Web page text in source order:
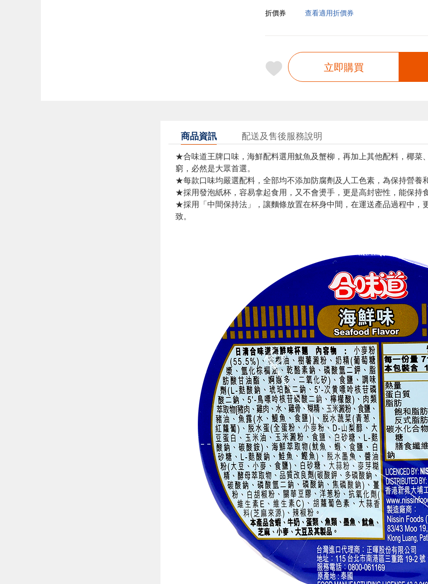
折價券
查看適用折價券
立即購買
商品資訊 配送及售後服務說明
★合味道王牌口味，海鮮配料選用魷魚及蟹柳，再加上其他配料，椰菜
窮，必然是大眾首選。
★每款口味均嚴選配料，全部均不添加防腐劑及人工色素，為保持營養
★採用發泡紙杯，容易拿起食用，又不會燙手，更是高封密性，能保持
★採用「中間保持法」，讓麵條放置在杯身中間，在運送產品過程中，
致。